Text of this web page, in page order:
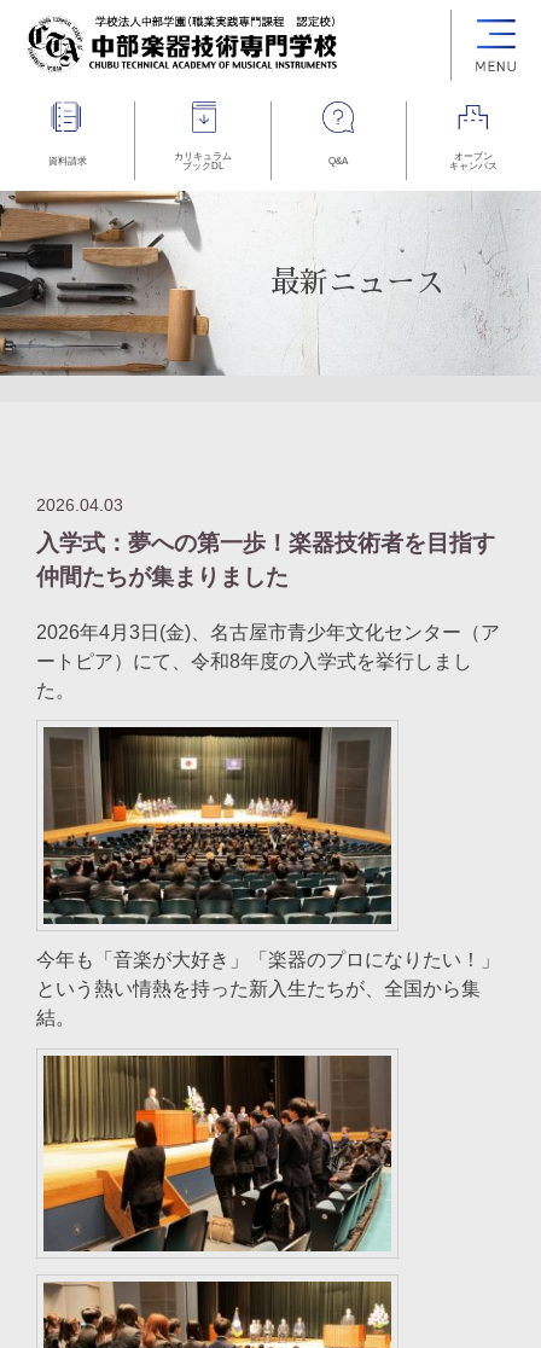
資料請求
カリキュラム
ブックDL
Q&A
オープン
キャンパス
最新ニュース
2026.04.03
入学式：夢への第一歩！楽器技術者を目指す
仲間たちが集まりました
2026年4月3日(金)、名古屋市青少年文化センター（ア
ートピア）にて、令和8年度の入学式を挙行しまし
た。
今年も「音楽が大好き」「楽器のプロになりたい！」
という熱い情熱を持った新入生たちが、全国から集
結。